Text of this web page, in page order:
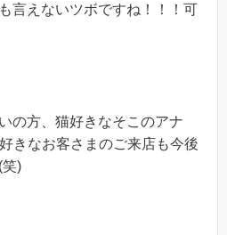
言えないツボですね！！！可
の方、猫好きなそこのアナ
きなお客さまのご来店も今後
)